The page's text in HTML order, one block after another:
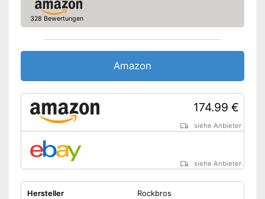
328 Bewertungen
Amazon
174.99 €
siehe Anbieter
siehe Anbieter
Hersteller
Rockbros